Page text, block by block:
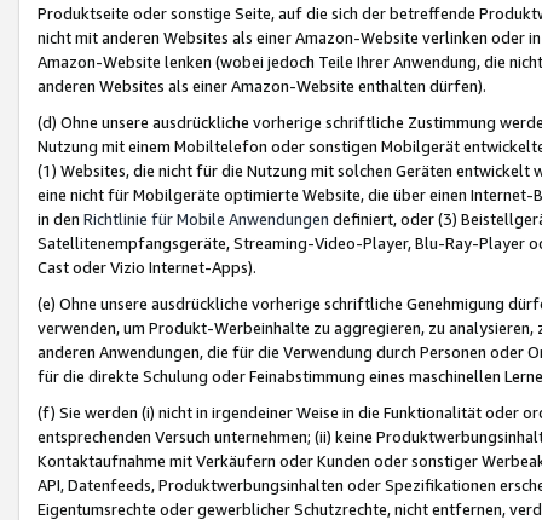
Produktseite oder sonstige Seite, auf die sich der betreffende
nicht mit anderen Websites als einer Amazon-Website verlinken oder
Amazon-Website lenken (wobei jedoch Teile Ihrer Anwendung, die
anderen Websites als einer Amazon-Website enthalten dürfen).
(d) Ohne unsere ausdrückliche vorherige schriftliche Zustimmung
Nutzung mit einem Mobiltelefon oder sonstigen Mobilgerät
(1) Websites, die nicht für die Nutzung mit solchen Geräten
eine nicht für Mobilgeräte optimierte Website, die über einen
in den Richtlinie für Mobile Anwendungen definiert, oder (3)
Satellitenempfangsgeräte, Streaming-Video-Player, Blu-Ray-Player
Cast oder Vizio Internet-Apps).
(e) Ohne unsere ausdrückliche vorherige schriftliche Genehmigung
verwenden, um Produkt-Werbeinhalte zu aggregieren, zu
anderen Anwendungen, die für die Verwendung durch Personen
für die direkte Schulung oder Feinabstimmung eines maschinellen
(f) Sie werden (i) nicht in irgendeiner Weise in die Funktionalität oder
entsprechenden Versuch unternehmen; (ii) keine
Kontaktaufnahme mit Verkäufern oder Kunden oder sonstiger
API, Datenfeeds, Produktwerbungsinhalten oder Spezifikationen
Eigentumsrechte oder gewerblicher Schutzrechte, nicht entfernen,